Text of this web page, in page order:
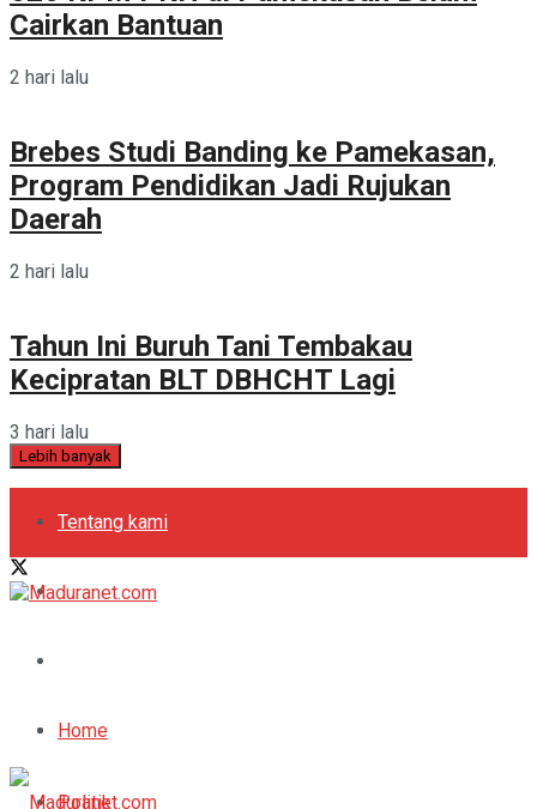
Cairkan Bantuan
2 hari lalu
Brebes Studi Banding ke Pamekasan,
Program Pendidikan Jadi Rujukan
Daerah
2 hari lalu
Tahun Ini Buruh Tani Tembakau
Kecipratan BLT DBHCHT Lagi
3 hari lalu
Lebih banyak
Tentang kami
Kebijakan Privasi
Periklanan
Home
Politik